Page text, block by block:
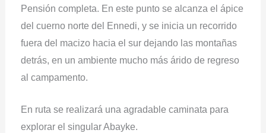
Pensión completa. En este punto se alcanza el ápice
del cuerno norte del Ennedi, y se inicia un recorrido
fuera del macizo hacia el sur dejando las montañas
detrás, en un ambiente mucho más árido de regreso
al campamento.
En ruta se realizará una agradable caminata para
explorar el singular Abayke.